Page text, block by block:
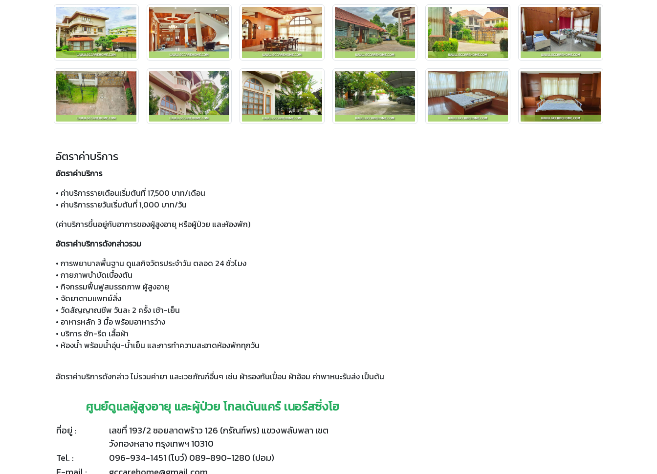
อัตราค่าบริการ
อัตราค่าบริการ
• ค่าบริการรายเดือนเริ่มต้นที่ 17,500 บาท/เดือน
• ค่าบริการรายวันเริ่มต้นที่ 1,000 บาท/วัน
(ค่าบริการขึ้นอยู่กับอาการของผู้สูงอายุ หรือผู้ป่วย และห้องพัก)
อัตราค่าบริการดังกล่าวรวม
• การพยาบาลพื้นฐาน ดูแลกิจวัตรประจำวัน ตลอด 24 ชั่วโมง
• กายภาพบำบัดเบื้องต้น
• กิจกรรมฟื้นฟูสมรรถภาพ ผู้สูงอายุ
• จัดยาตามแพทย์สั่ง
• วัดสัญญาณชีพ วันละ 2 ครั้ง เช้า-เย็น
• อาหารหลัก 3 มื้อ พร้อมอาหารว่าง
• บริการ ซัก-รีด เสื้อผ้า
• ห้องน้ำ พร้อมน้ำอุ่น-น้ำเย็น และการทำความสะอาดห้องพักทุกวัน
อัตราค่าบริการดังกล่าว ไม่รวมค่ายา และเวชภัณฑ์อื่นๆ เช่น ผ้ารองกันเปื้อน ผ้าอ้อม ค่าพาหนะรับส่ง เป็นต้น
ศูนย์ดูแลผู้สูงอายุ และผู้ป่วย โกลเด้นแคร์ เนอร์สซิ่งโฮ
ที่อยู่ :
เลขที่ 193/2 ซอยลาดพร้าว 126 (กรัณฑ์พร) แขวงพลับพลา เขต
วังทองหลาง กรุงเทพฯ 10310
Tel. :
096-934-1451 (โบว์) 089-890-1280 (ปอม)